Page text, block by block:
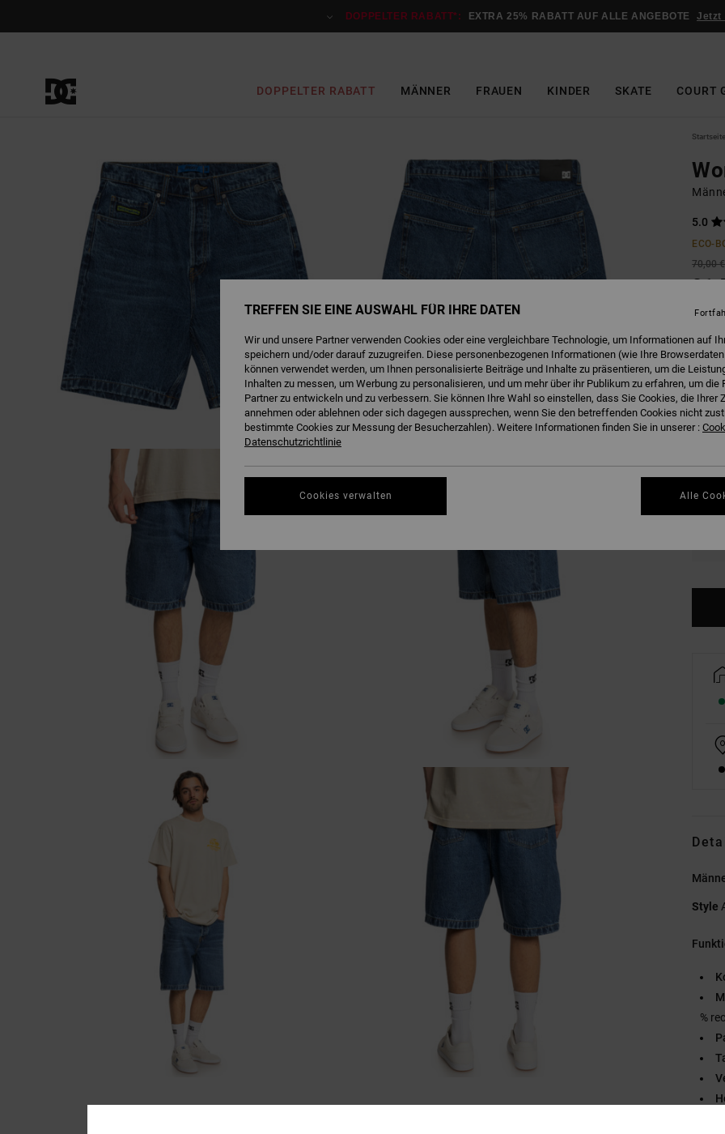
DOPPELTER RABATT*: EXTRA 25% RABATT AUF ALLE ANGEBOTE Jetzt
DOPPELTER RABATT MÄNNER FRAUEN KINDER SKATE COURT
Startseite
5.0
ECO-
70,00 €
SALE
Farbe
28
Style
%
TREFFEN SIE EINE AUSWAHL FÜR IHRE DATEN
Wir und unsere Partner verwenden Cookies oder eine vergleichbare Technologie, um Informationen auf
speichern und/oder darauf zuzugreifen. Diese personenbezogenen Informationen (wie Ihre
können verwendet werden, um Ihnen personalisierte Beiträge und Inhalte zu präsentieren, um die
Inhalten zu messen, um Werbung zu personalisieren, und um mehr über ihr Publikum zu erfahren, um die
Partner zu entwickeln und zu verbessern. Sie können Ihre Wahl so einstellen, dass Sie Cookies, die Ihrer
annehmen oder ablehnen oder sich dagegen aussprechen, wenn Sie den betreffenden Cookies nicht
bestimmte Cookies zur Messung der Besucherzahlen). Weitere Informationen finden Sie in unserer :
Datenschutzrichtlinie
Cookies verwalten Alle